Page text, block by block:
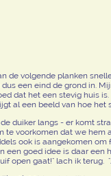
de volgende planken
een eind de grond in.
dat het een stevig huis
al een beeld van hoe het
duiker langs - er komt
te voorkomen dat we hem
ook is aangekomen
een goed idee is daar een
open gaat!" lach ik terug.